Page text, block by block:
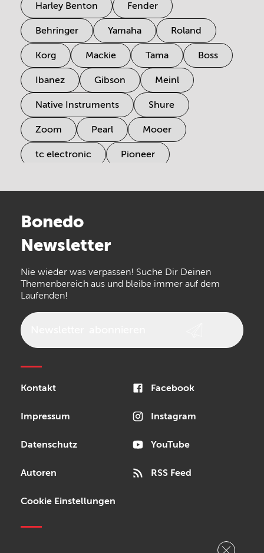
Harley Benton Fender
Behringer Yamaha Roland
Korg Mackie Tama Boss
Ibanez Gibson Meinl
Native Instruments Shure
Zoom Pearl Mooer
tc electronic Pioneer
Arturia
the t.bone
Walrus Audio Epiphone
Bonedo
Newsletter
Nie wieder was verpassen! Suche Dir Deinen
Themenbereich aus und bleibe immer auf dem
Laufenden!
Kontakt
Impressum
Datenschutz
Autoren
Cookie Einstellungen
Facebook
Instagram
YouTube
RSS Feed